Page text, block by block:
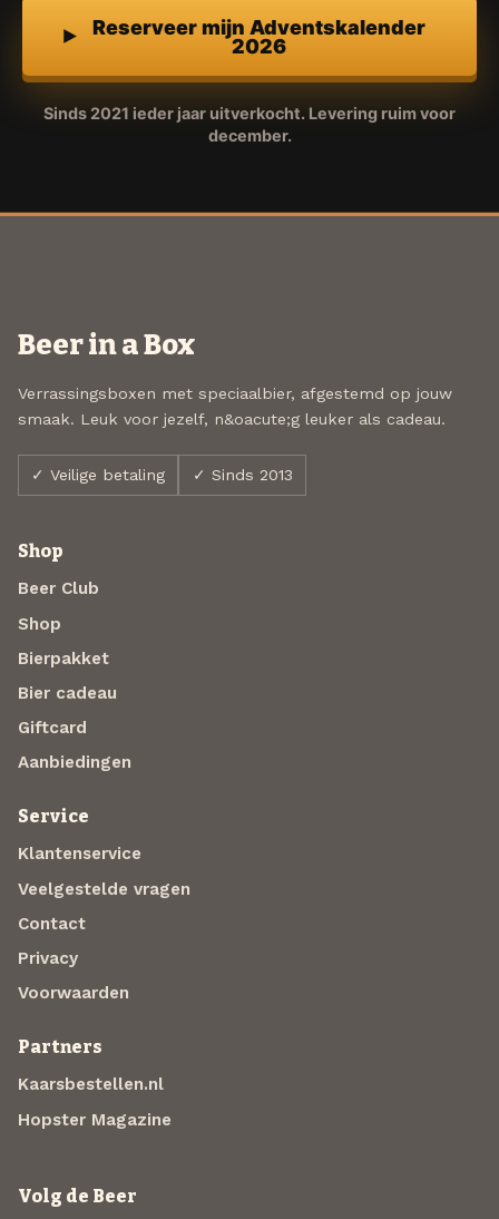
Reserveer mijn Adventskalender
2026
Sinds 2021 ieder jaar uitverkocht. Levering ruim voor
december.
Beer in a Box
Verrassingsboxen met speciaalbier, afgestemd op jouw
smaak. Leuk voor jezelf, n&oacute;g leuker als cadeau.
✓ Veilige betaling ✓ Sinds 2013
Shop
Beer Club
Shop
Bierpakket
Bier cadeau
Giftcard
Aanbiedingen
Service
Klantenservice
Veelgestelde vragen
Contact
Privacy
Voorwaarden
Partners
Kaarsbestellen.nl
Hopster Magazine
Volg de Beer